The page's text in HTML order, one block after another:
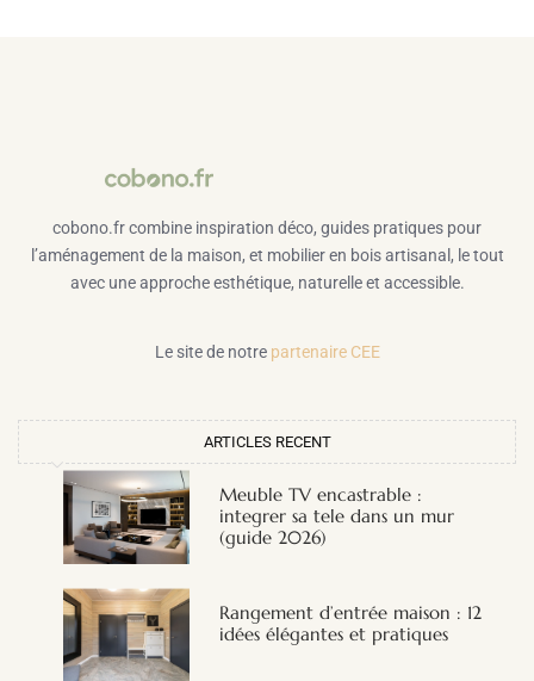
cobono.fr combine inspiration déco, guides pratiques pour
l’aménagement de la maison, et mobilier en bois artisanal, le tout
avec une approche esthétique, naturelle et accessible.
Le site de notre partenaire CEE
ARTICLES RECENT
Meuble TV encastrable :
integrer sa tele dans un mur
(guide 2026)
Rangement d’entrée maison : 12
idées élégantes et pratiques